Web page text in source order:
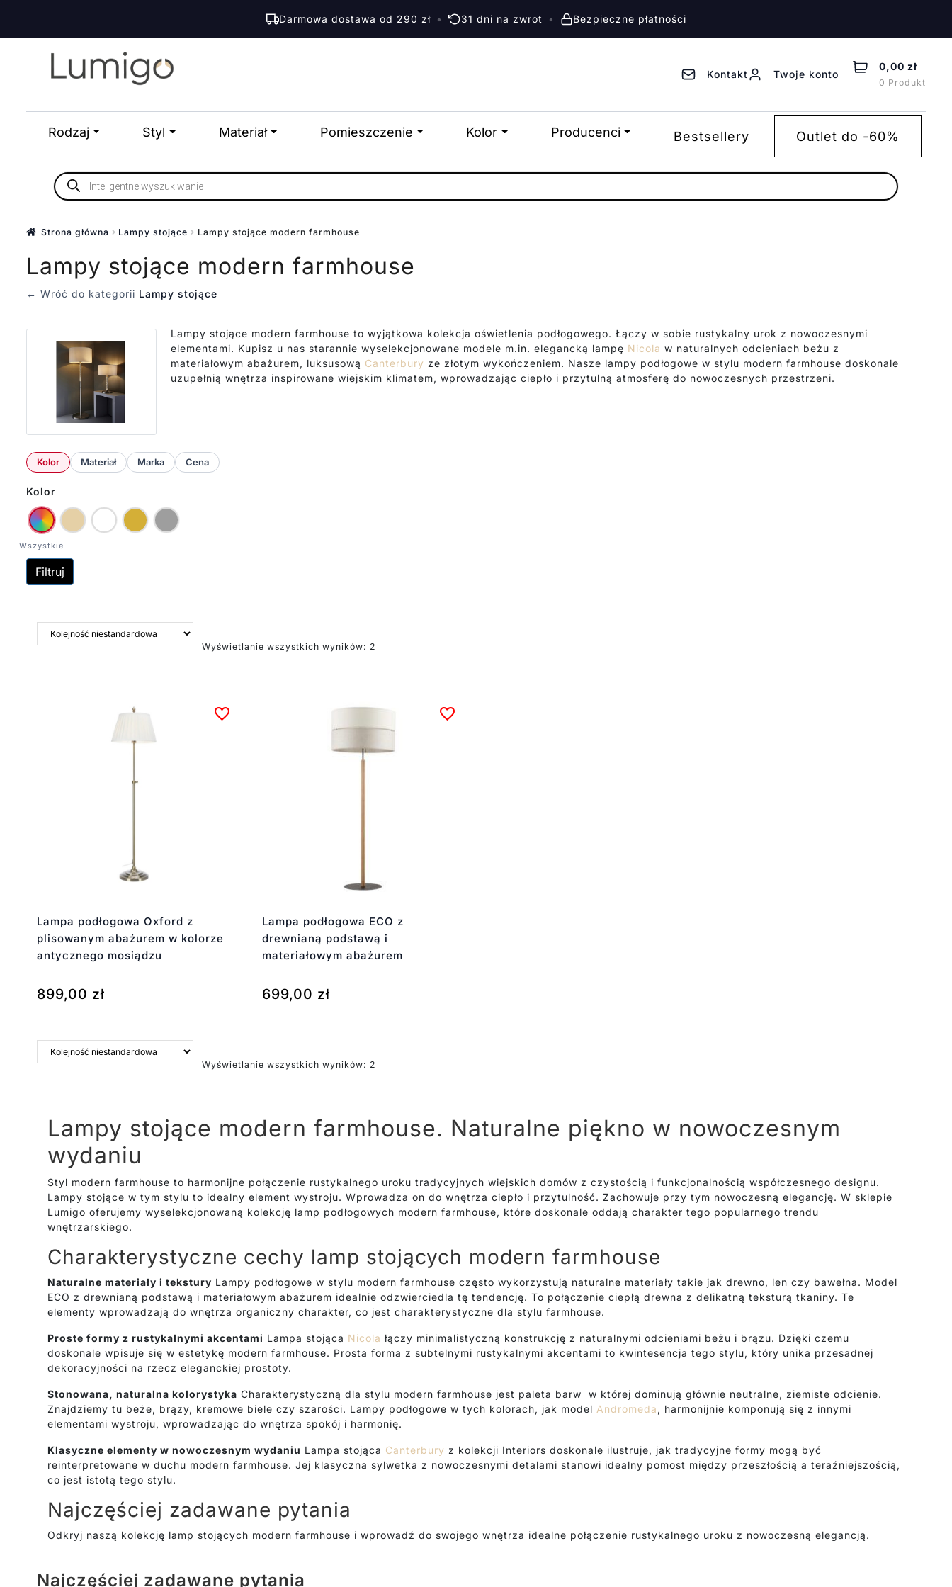
Darmowa dostawa od 290 zł • 31 dni na zwrot • Bezpieczne płatności
Przejdź
nawigacji
Przejdź
treści
Kontakt Twoje konto
Rodzaj Styl Materiał Pomieszczenie Kolor Producenci Bestsellery Outlet do -60%
0,00 zł
0 Produkt
Wyszukiwarka
produktów
Strona główna Lampy stojące Lampy stojące modern farmhouse
Lampy stojące modern farmhouse
← Wróć do kategorii Lampy stojące
Lampy stojące modern farmhouse to wyjątkowa kolekcja oświetlenia podłogowego. Łączy w sobie rustykalny urok z nowoczesnymi
elementami. Kupisz u nas starannie wyselekcjonowane modele m.in. elegancką lampę Nicola w naturalnych odcieniach beżu z
materiałowym abażurem, luksusową Canterbury ze złotym wykończeniem. Nasze lampy podłogowe w stylu modern farmhouse doskonale
uzupełnią wnętrza inspirowane wiejskim klimatem, wprowadzając ciepło i przytulną atmosferę do nowoczesnych przestrzeni.
Kolor Materiał Marka Cena
Kolor
Filtruj
Wyświetlanie wszystkich wyników: 2
Lampa podłogowa Oxford z
plisowanym abażurem w kolorze
antycznego mosiądzu
899,00 zł
Lampa podłogowa ECO z
drewnianą podstawą i
materiałowym abażurem
699,00 zł
Wyświetlanie wszystkich wyników: 2
Lampy stojące modern farmhouse. Naturalne piękno w nowoczesnym
wydaniu
Styl modern farmhouse to harmonijne połączenie rustykalnego uroku tradycyjnych wiejskich domów z czystością i funkcjonalnością współczesnego designu.
Lampy stojące w tym stylu to idealny element wystroju. Wprowadza on do wnętrza ciepło i przytulność. Zachowuje przy tym nowoczesną elegancję. W sklepie
Lumigo oferujemy wyselekcjonowaną kolekcję lamp podłogowych modern farmhouse, które doskonale oddają charakter tego popularnego trendu
wnętrzarskiego.
Charakterystyczne cechy lamp stojących modern farmhouse
Naturalne materiały i tekstury Lampy podłogowe w stylu modern farmhouse często wykorzystują naturalne materiały takie jak drewno, len czy bawełna. Model
ECO z drewnianą podstawą i materiałowym abażurem idealnie odzwierciedla tę tendencję. To połączenie ciepłą drewna z delikatną teksturą tkaniny. Te
elementy wprowadzają do wnętrza organiczny charakter, co jest charakterystyczne dla stylu farmhouse.
Proste formy z rustykalnymi akcentami Lampa stojąca Nicola łączy minimalistyczną konstrukcję z naturalnymi odcieniami beżu i brązu. Dzięki czemu
doskonale wpisuje się w estetykę modern farmhouse. Prosta forma z subtelnymi rustykalnymi akcentami to kwintesencja tego stylu, który unika przesadnej
dekoracyjności na rzecz eleganckiej prostoty.
Stonowana, naturalna kolorystyka Charakterystyczną dla stylu modern farmhouse jest paleta barw w której dominują głównie neutralne, ziemiste odcienie.
Znajdziemy tu beże, brązy, kremowe biele czy szarości. Lampy podłogowe w tych kolorach, jak model Andromeda , harmonijnie komponują się z innymi
elementami wystroju, wprowadzając do wnętrza spokój i harmonię.
Klasyczne elementy w nowoczesnym wydaniu Lampa stojąca Canterbury z kolekcji Interiors doskonale ilustruje, jak tradycyjne formy mogą być
reinterpretowane w duchu modern farmhouse. Jej klasyczna sylwetka z nowoczesnymi detalami stanowi idealny pomost między przeszłością a teraźniejszością,
co jest istotą tego stylu.
Najczęściej zadawane pytania
Odkryj naszą kolekcję lamp stojących modern farmhouse i wprowadź do swojego wnętrza idealne połączenie rustykalnego uroku z nowoczesną elegancją.
Najczęściej zadawane pytania